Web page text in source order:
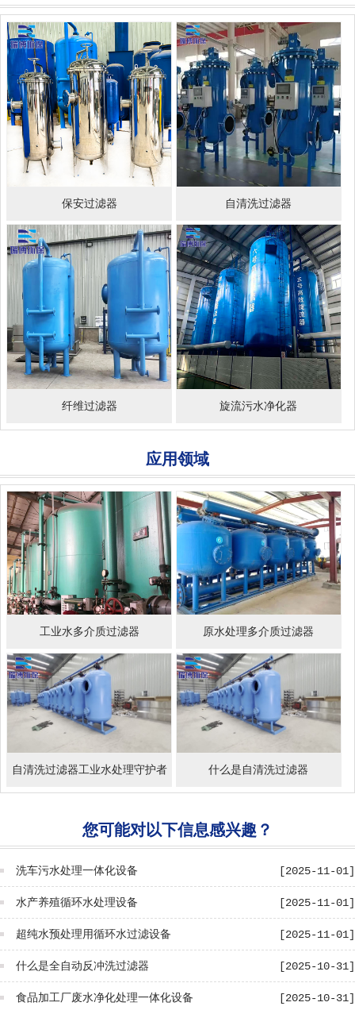
保安过滤器 自清洗过滤器
纤维过滤器 旋流污水净化器
应用领域
工业水多介质过滤器 原水处理多介质过滤器
自清洗过滤器工业水处理守护者 什么是自清洗过滤器
您可能对以下信息感兴趣？
[2025-11-01]
洗车污水处理一体化设备
[2025-11-01]
水产养殖循环水处理设备
[2025-11-01]
超纯水预处理用循环水过滤设备
[2025-10-31]
什么是全自动反冲洗过滤器
[2025-10-31]
食品加工厂废水净化处理一体化设备